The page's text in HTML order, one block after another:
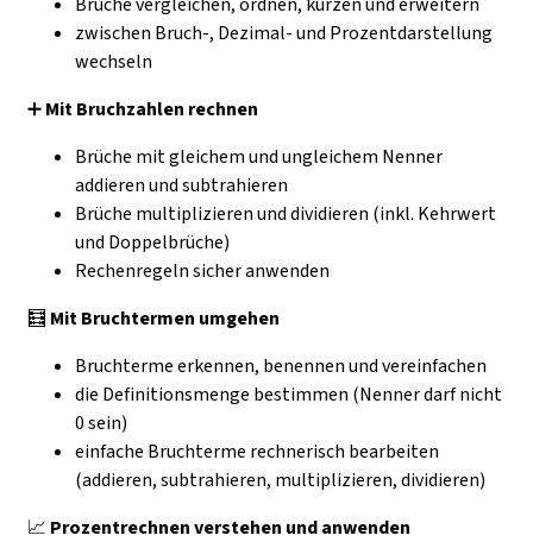
zwischen Bruch-, Dezimal- und Prozentdarstellung
wechseln
➕Mit Bruchzahlen rechnen
Brüche mit gleichem und ungleichem Nenner
addieren und subtrahieren
Brüche multiplizieren und dividieren (inkl. Kehrwert
und Doppelbrüche)
Rechenregeln sicher anwenden
🧮 Mit Bruchtermen umgehen
Bruchterme erkennen, benennen und vereinfachen
die Definitionsmenge bestimmen (Nenner darf nicht
0 sein)
einfache Bruchterme rechnerisch bearbeiten
(addieren, subtrahieren, multiplizieren, dividieren)
📈 Prozentrechnen verstehen und anwenden